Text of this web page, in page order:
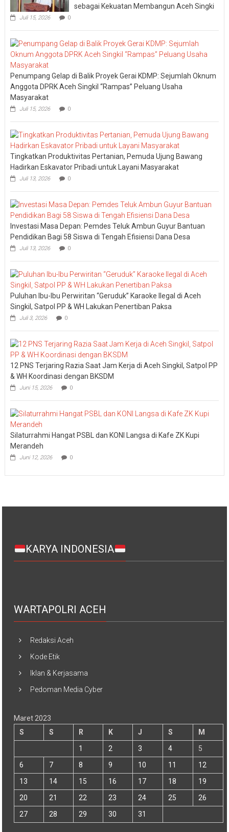
sebagai Kekuatan Membangun Aceh Singki
Juli 15, 2026 0
Penumpang Gelap di Balik Proyek Gerai KDMP: Sejumlah Oknum
Anggota DPRK Aceh Singkil “Rampas” Peluang Usaha
Masyarakat
Juli 15, 2026 0
Tingkatkan Produktivitas Pertanian, Pemuda Ujung Bawang
Hadirkan Eskavator Pribadi untuk Layani Masyarakat
Juli 13, 2026 0
Investasi Masa Depan: Pemdes Teluk Ambun Guyur Bantuan
Pendidikan Bagi 58 Siswa di Tengah Efisiensi Dana Desa
Juli 13, 2026 0
Puluhan Ibu-Ibu Perwiritan “Geruduk” Karaoke Ilegal di Aceh
Singkil, Satpol PP & WH Lakukan Penertiban Paksa
Juli 3, 2026 0
12 PNS Terjaring Razia Saat Jam Kerja di Aceh Singkil, Satpol PP
& WH Koordinasi dengan BKSDM
Juni 15, 2026 0
Silaturrahmi Hangat PSBL dan KONI Langsa di Kafe ZK Kupi
Merandeh
Juni 12, 2026 0
KARYA INDONESIA
WARTAPOLRI ACEH
Redaksi Aceh
Kode Etik
Iklan & Kerjasama
Pedoman Media Cyber
Maret 2023
S
S R K J S
M
1
2 3 4
5
6
7 8 9 10 11
12
13
14 15 16 17 18
19
20
21 22 23 24 25
26
27
28 29 30 31